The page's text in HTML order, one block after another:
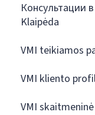
Консультации
Klaipėda
VMI teikiamos
VMI kliento
VMI